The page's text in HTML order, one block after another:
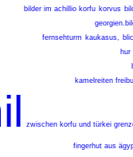
bilder im achillio korfu korvus
fernsehturm kaukasus,
hur
kamelreiten
zwischen korfu und türkei
fingerhut aus